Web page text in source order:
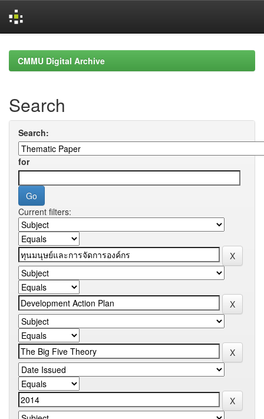
navigationCMMU Digital Archive
Search
Search:
for
Current filters: